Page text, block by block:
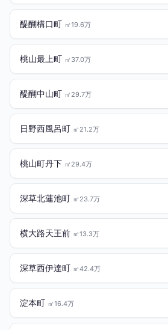
醍醐構口町 ㎡19.6万
桃山最上町 ㎡37.0万
醍醐中山町 ㎡29.7万
日野西風呂町 ㎡21.2万
桃山町丹下 ㎡29.4万
深草北蓮池町 ㎡23.7万
横大路天王前 ㎡13.3万
深草西伊達町 ㎡42.4万
淀本町 ㎡16.4万